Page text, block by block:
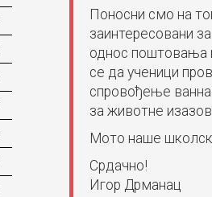
Поносни смо на
заинтересовани
однос поштовања
се да ученици
спровођење
за животне
Мото наше
Срдачно!
Игор Дрманац